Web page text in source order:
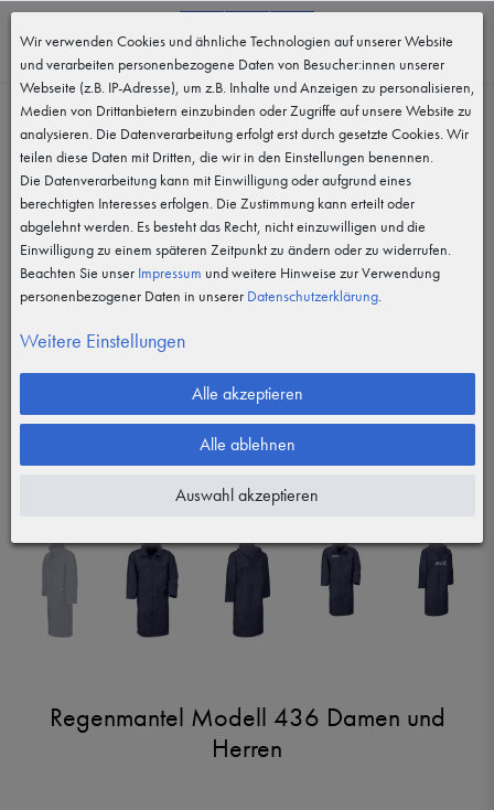
MENÜ
Vergrößern durch
berühren
Regenmantel Modell 436 Damen und
Herren
Wir verwenden Cookies und ähnliche Technologien auf unserer Website
und verarbeiten personenbezogene Daten von Besucher:innen unserer
Webseite (z.B. IP-Adresse), um z.B. Inhalte und Anzeigen zu personalisieren,
Medien von Drittanbietern einzubinden oder Zugriffe auf unsere Website zu
analysieren. Die Datenverarbeitung erfolgt erst durch gesetzte Cookies. Wir
teilen diese Daten mit Dritten, die wir in den Einstellungen benennen.
Die Datenverarbeitung kann mit Einwilligung oder aufgrund eines
berechtigten Interesses erfolgen. Die Zustimmung kann erteilt oder
abgelehnt werden. Es besteht das Recht, nicht einzuwilligen und die
Einwilligung zu einem späteren Zeitpunkt zu ändern oder zu widerrufen.
Beachten Sie unser Impressum und weitere Hinweise zur Verwendung
personenbezogener Daten in unserer Daten­schutz­erklärung.
Weitere Einstellungen
Alle akzeptieren
Alle ablehnen
Auswahl akzeptieren